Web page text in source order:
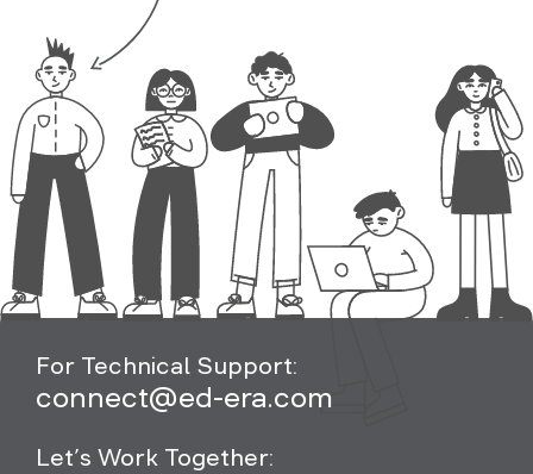
For Technical Support:
connect@ed-era.com
Let’s Work Together: